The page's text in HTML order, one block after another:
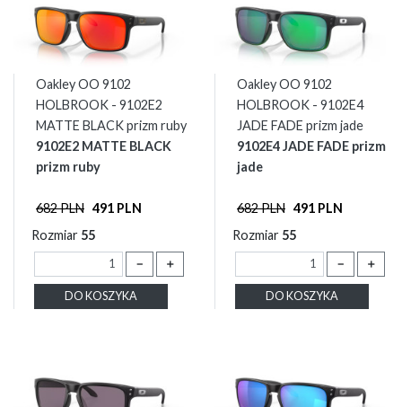
Oakley OO 9102
HOLBROOK - 9102E2
MATTE BLACK prizm ruby
9102E2 MATTE BLACK
prizm ruby
682 PLN 491 PLN
Rozmiar 55
－ ＋
DO KOSZYKA
Oakley OO 9102
HOLBROOK - 9102E4
JADE FADE prizm jade
9102E4 JADE FADE prizm
jade
682 PLN 491 PLN
Rozmiar 55
－ ＋
DO KOSZYKA